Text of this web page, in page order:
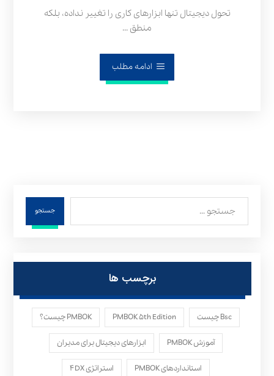
تحول دیجیتال تنها ابزارهای کاری را تغییر نداده، بلکه
منطق ...
ادامه مطلب
جستجو
برچسب ها
Bsc چیست PMBOK ۵th Edition PMBOK چیست؟
آموزش PMBOK ابزارهای دیجیتال برای مدیران
استانداردهای PMBOK استراتژی ۴DX